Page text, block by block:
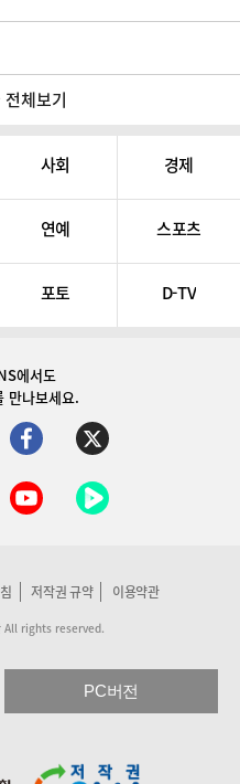
체보기
사회 경제
연예 스포츠
포토 D-TV
에서도
만나보세요.
저작권 규약 이용약관
All rights reserved.
PC버전